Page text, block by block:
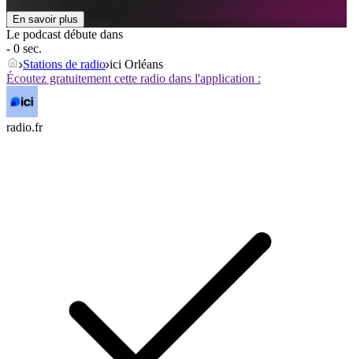
En savoir plus
Le podcast débute dans
- 0 sec.
Stations de radio ici Orléans
Écoutez gratuitement cette radio dans l'application :
radio.fr